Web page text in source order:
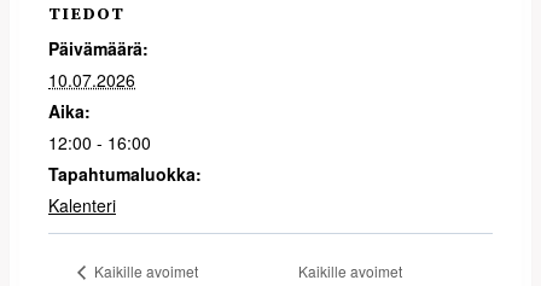
TIEDOT
Päivämäärä:
10.07.2026
Aika:
12:00 - 16:00
Tapahtumaluokka:
Kalenteri
Kaikille avoimet
Kaikille avoimet